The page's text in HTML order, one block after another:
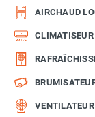
AIRCHAUD
CLIMATISEUR